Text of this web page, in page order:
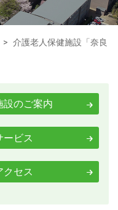
> 介護老人保健施設「奈良
設のご案内
ービス
クセス